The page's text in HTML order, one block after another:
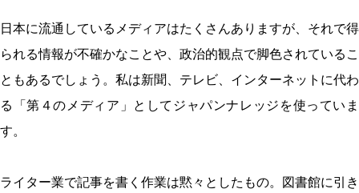
日本に流通しているメディアはたくさんありますが、それで得
られる情報が不確かなことや、政治的観点で脚色されているこ
ともあるでしょう。私は新聞、テレビ、インターネットに代わ
る「第４のメディア」としてジャパンナレッジを使っていま
す。
ライター業で記事を書く作業は黙々としたもの。図書館に引き